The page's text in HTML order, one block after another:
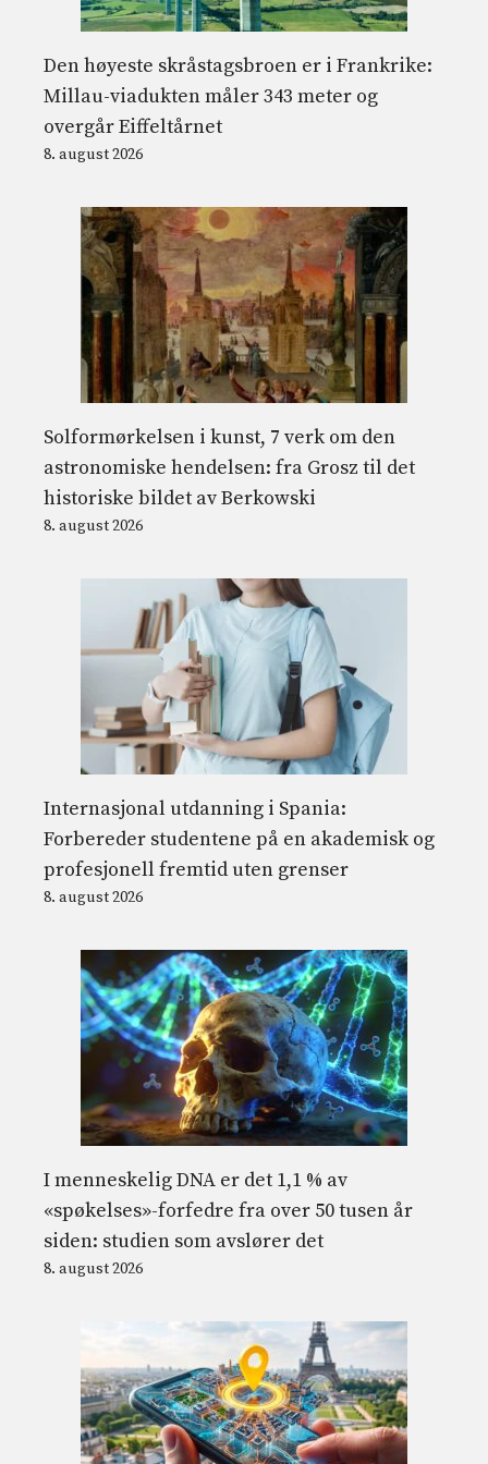
Den høyeste skråstagsbroen er i Frankrike:
Millau-viadukten måler 343 meter og
overgår Eiffeltårnet
8. august 2026
Solformørkelsen i kunst, 7 verk om den
astronomiske hendelsen: fra Grosz til det
historiske bildet av Berkowski
8. august 2026
Internasjonal utdanning i Spania:
Forbereder studentene på en akademisk og
profesjonell fremtid uten grenser
8. august 2026
I menneskelig DNA er det 1,1 % av
«spøkelses»-forfedre fra over 50 tusen år
siden: studien som avslører det
8. august 2026